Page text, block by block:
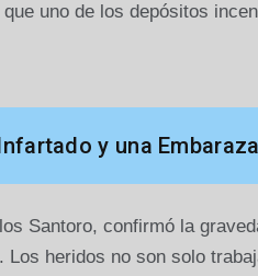
uno de los depósitos
y una
Santoro, confirmó la
heridos no son solo